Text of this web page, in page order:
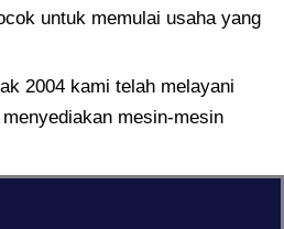
untuk memulai usaha yang
2004 kami telah melayani
mesin-mesin